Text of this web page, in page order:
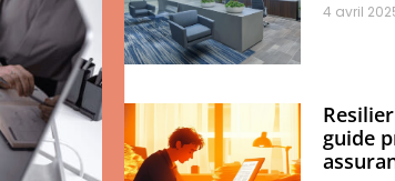
4 avril
guide